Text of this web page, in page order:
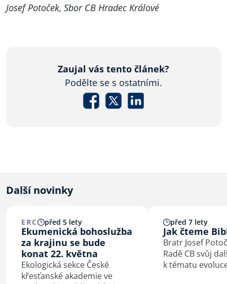
Josef Potoček, Sbor CB Hradec Králové
Zaujal vás tento článek?
Podělte se s ostatními.
Další novinky
ERC před 5 lety
Ekumenická bohoslužba
za krajinu se bude
konat 22. května
Ekologická sekce České
křesťanské akademie ve
před 7 lety
Jak čteme
Bratr Josef
Radě CB svůj
k tématu